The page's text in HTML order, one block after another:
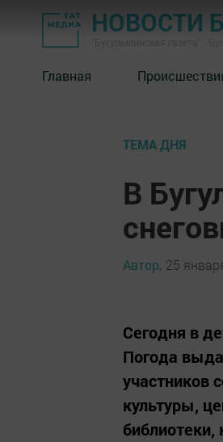
НОВОСТИ
Главная
ТЕМА ДНЯ
В
Автор, 25
Сегодня в
Погода
участников
культуры,